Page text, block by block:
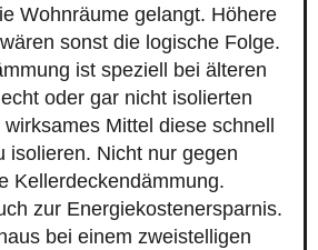
Wohnräume gelangt. Höhere
sonst die logische Folge.
ist speziell bei älteren
oder gar nicht isolierten
Mittel diese schnell
isolieren. Nicht nur gegen
Kellerdeckendämmung.
zur Energiekostenersparnis.
bei einem zweistelligen